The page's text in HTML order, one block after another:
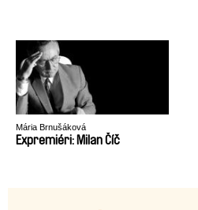
Mária Brnušáková
Expremiéri: Milan Číč